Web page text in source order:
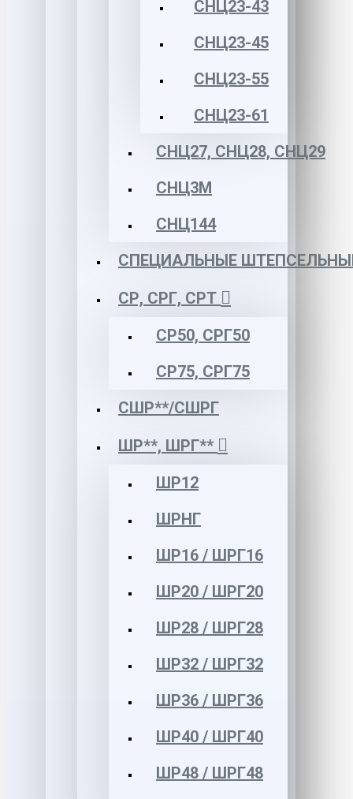
СНЦ23-43
СНЦ23-45
СНЦ23-55
СНЦ23-61
СНЦ27, СНЦ28, СНЦ29
СНЦ3М
СНЦ144
СПЕЦИАЛЬНЫЕ
СР, СРГ, СРТ
СР50, СРГ50
СР75, СРГ75
СШР**/СШРГ
ШР**, ШРГ**
ШР12
ШРНГ
ШР16 / ШРГ16
ШР20 / ШРГ20
ШР28 / ШРГ28
ШР32 / ШРГ32
ШР36 / ШРГ36
ШР40 / ШРГ40
ШР48 / ШРГ48